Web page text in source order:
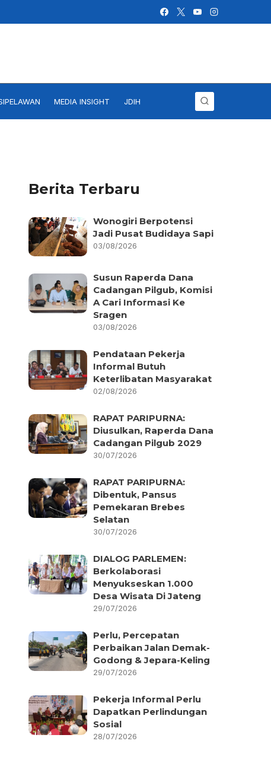
MEDIA INSIGHT JDIH
Berita Terbaru
Wonogiri Berpotensi
Jadi Pusat Budidaya Sapi
03/08/2026
Susun Raperda Dana
Cadangan Pilgub, Komisi
A Cari Informasi Ke
Sragen
03/08/2026
Pendataan Pekerja
Informal Butuh
Keterlibatan Masyarakat
02/08/2026
RAPAT PARIPURNA:
Diusulkan, Raperda Dana
Cadangan Pilgub 2029
30/07/2026
RAPAT PARIPURNA:
Dibentuk, Pansus
Pemekaran Brebes
Selatan
30/07/2026
DIALOG PARLEMEN:
Berkolaborasi
Menyukseskan 1.000
Desa Wisata Di Jateng
29/07/2026
Perlu, Percepatan
Perbaikan Jalan Demak-
Godong & Jepara-Keling
29/07/2026
Pekerja Informal Perlu
Dapatkan Perlindungan
Sosial
28/07/2026